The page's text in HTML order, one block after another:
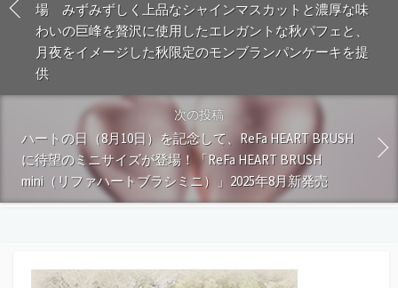
場 みずみずしく上品なシャインマスカットと濃厚な味
わいの巨峰を贅沢に使用したエレガントな秋パフェと、
月夜をイメージした秋限定のモンブランパンケーキを提
供
次の投稿
ハートの日（8月10日）を記念して、ReFa HEART BRUSH
に待望のミニサイズが登場！「ReFa HEART BRUSH
mini（リファハートブラシミニ）」2025年8月新発売